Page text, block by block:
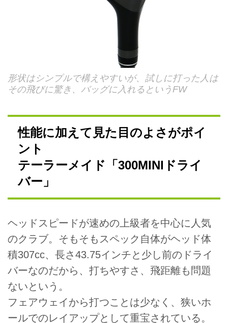
形状はシンプルで構えやすいが、試しに打った人は
その飛びに驚き、バッグに入れるというFW
性能に加えて見た目のよさがポイ
ント
テーラーメイド「300MINIドライ
バー」
ヘッドスピードが速めの上級者を中心に人気
のクラブ。そもそもスペック自体がヘッド体
積307cc、長さ43.75インチと少し前のドライ
バーなのだから、打ちやすさ、飛距離も問題
ないという。
フェアウェイから打つことは少なく、狭いホ
ールでのレイアップとして重宝されている。